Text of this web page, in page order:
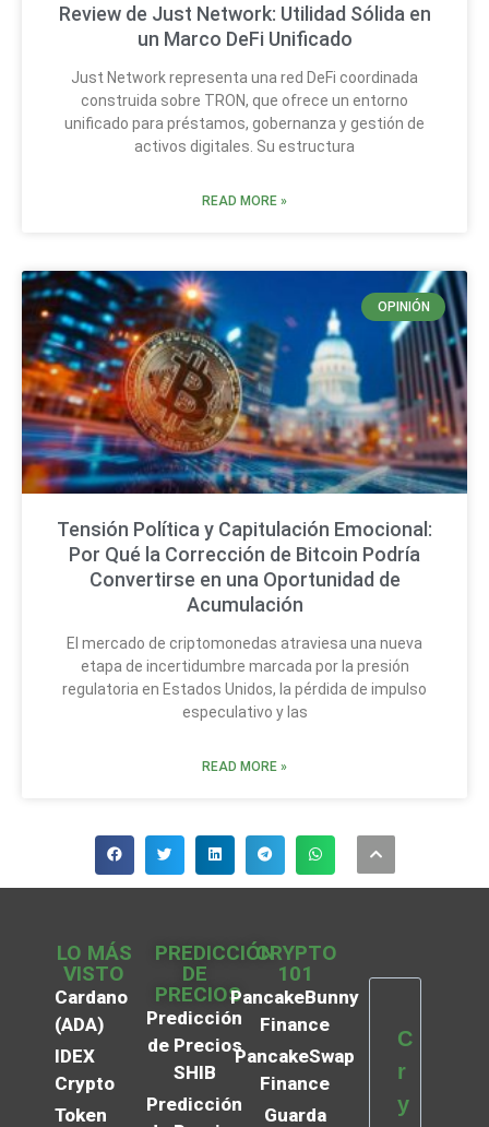
Review de Just Network: Utilidad Sólida en
un Marco DeFi Unificado
Just Network representa una red DeFi coordinada
construida sobre TRON, que ofrece un entorno
unificado para préstamos, gobernanza y gestión de
activos digitales. Su estructura
READ MORE »
OPINIÓN
Tensión Política y Capitulación Emocional:
Por Qué la Corrección de Bitcoin Podría
Convertirse en una Oportunidad de
Acumulación
El mercado de criptomonedas atraviesa una nueva
etapa de incertidumbre marcada por la presión
regulatoria en Estados Unidos, la pérdida de impulso
especulativo y las
READ MORE »
LO MÁS
VISTO
Cardano
(ADA)
IDEX
Crypto
Token
PREDICCIÓN
DE
PRECIOS
Predicción
de Precios
SHIB
Predicción
CRYPTO
101
PancakeBunny
Finance
PancakeSwap
Finance
Guarda
C
r
y